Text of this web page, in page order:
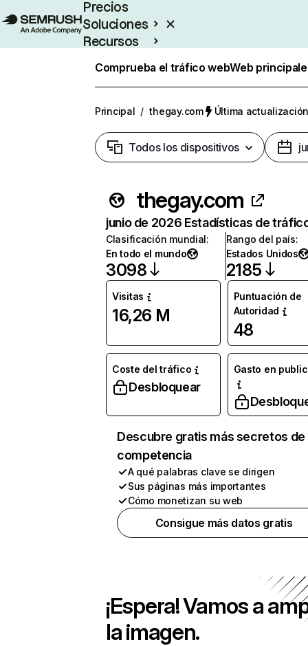
Precios
Soluciones
Recursos
Comprueba el tráfico webWeb
Principal / thegay.com Última
Todos los dispositivos
thegay.com
junio de 2026 Estadísticas de
Clasificación mundial:
En todo el mundo
3098
Rango del país:
Estados Unidos
2185
Visitas
16,26 M
Puntuación de
Autoridad
48
Coste del tráfico
Desbloquear
Gasto en
Descubre gratis más secretos de
competencia
A qué palabras clave se dirigen
Sus páginas más importantes
Cómo monetizan su web
Consigue más datos gratis
¡Espera! Vamos a
la imagen.